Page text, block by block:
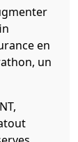
en
un